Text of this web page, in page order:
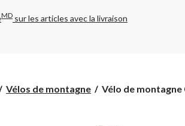
MD sur les articles avec la livraison
Vélos de montagne
Vélo
Vélo de montagne